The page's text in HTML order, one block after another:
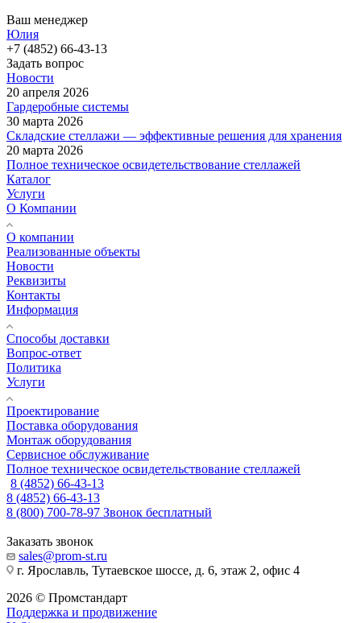
Ваш менеджер
Юлия
+7 (4852) 66-43-13
Задать вопрос
Новости
20 апреля 2026
Гардеробные системы
30 марта 2026
Складские стеллажи — эффективные решения для хранения
20 марта 2026
Полное техническое освидетельствование стеллажей
Каталог
Услуги
О Компании
О компании
Реализованные объекты
Новости
Реквизиты
Контакты
Информация
Способы доставки
Вопрос-ответ
Политика
Услуги
Проектирование
Поставка оборудования
Монтаж оборудования
Сервисное обслуживание
Полное техническое освидетельствование стеллажей
8 (4852) 66-43-13
8 (4852) 66-43-13
8 (800) 700-78-97 Звонок бесплатный
Заказать звонок
sales@prom-st.ru
г. Ярославль, Тутаевское шоссе, д. 6, этаж 2, офис 4
2026 © Промстандарт
Поддержка и продвижение